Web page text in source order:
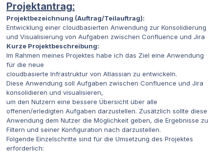
Projektantrag:
Projektbezeichnung (Auftrag/Teilauftrag):
Entwicklung einer cloudbasierten Anwendung zur Konsolidierung
und Visualisierung von Aufgaben zwischen Confluence und Jira
Kurze Projektbeschreibung:
Im Rahmen meines Projektes habe ich das Ziel eine Anwendung
für die neue
cloudbasierte Infrastruktur von Atlassian zu entwickeln.
Diese Anwendung soll Aufgaben zwischen Confluence und Jira
konsolidieren und visualisieren,
um den Nutzern eine bessere Übersicht über alle
offenen/erledigten Aufgaben darzustellen. Zusätzlich sollte diese
Anwendung dem Nutzer die Möglichkeit geben, die Ergebnisse zu
Filtern und seiner Konfiguration nach darzustellen.
Folgende Einzelschritte sind für die Umsetzung des Projektes
erforderlich: